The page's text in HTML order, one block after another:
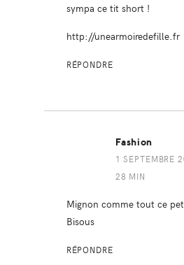
sympa ce tit short !
http://unearmoiredefille.fr
RÉPONDRE
Fashion
1 SEPTEMBRE
28 MIN
Mignon comme tout ce
Bisous
RÉPONDRE